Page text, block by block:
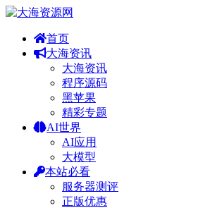
首页
大海资讯
大海资讯
程序源码
黑苹果
精彩专题
AI世界
AI应用
大模型
本站必看
服务器测评
正版优惠